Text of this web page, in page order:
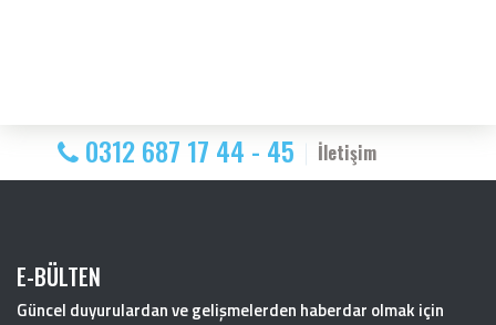
0312 687 17 44 - 45 İletişim
E-BÜLTEN
Güncel duyurulardan ve gelişmelerden haberdar olmak için